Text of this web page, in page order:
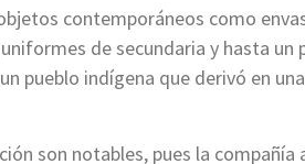
contemporáneos como
de secundaria y hasta un
pueblo indígena que derivó en
son notables, pues la compañía